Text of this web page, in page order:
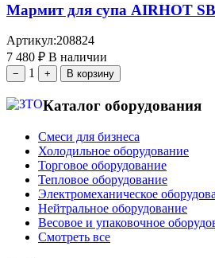
Мармит для супа AIRHOT
Артикул:208824
7 480 ₽ В наличии
− 1 + В корзину
Каталог оборудования
Смеси для бизнеса
Холодильное оборудование
Торговое оборудование
Тепловое оборудование
Электромеханическое
Нейтральное оборудование
Весовое и упаковочное
Смотреть все